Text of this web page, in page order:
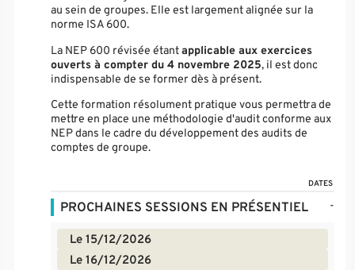
au sein de groupes. Elle est largement alignée sur la
norme ISA 600.
La NEP 600 révisée étantapplicable aux exercices
ouverts à compter du 4 novembre 2025, il est donc
indispensable de se former dès à présent.
Cette formation résolument pratique vous permettra de
mettre en place une méthodologie d'audit conforme aux
NEP dans le cadre du développement des audits de
comptes de groupe.
DATES
PROCHAINES SESSIONS EN PRÉSENTIEL -
Le 15/12/2026
Le 16/12/2026